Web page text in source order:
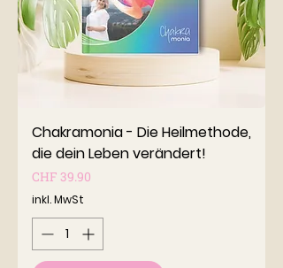
Chakramonia - Die Heilmethode,
die dein Leben verändert!
Preis
CHF 39.90
inkl. MwSt